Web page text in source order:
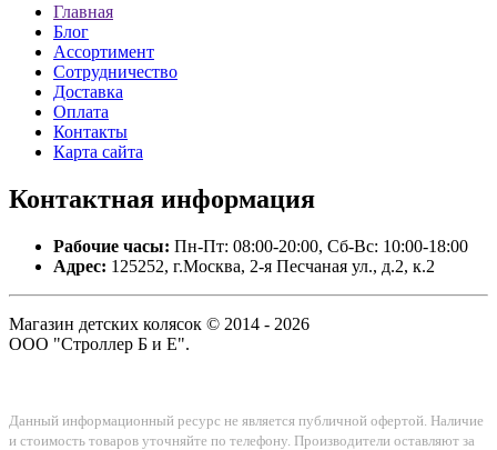
Главная
Блог
Ассортимент
Сотрудничество
Доставка
Оплата
Контакты
Карта сайта
Контактная информация
Рабочие часы: Пн-Пт: 08:00-20:00, Сб-Вс: 10:00-18:00
Адрес: 125252, г.Москва, 2-я Песчаная ул., д.2, к.2
Магазин детских колясок © 2014 - 2026
ООО "Строллер Б и Е".
Данный информационный ресурс не является публичной офертой. Наличие
и стоимость товаров уточняйте по телефону. Производители оставляют за